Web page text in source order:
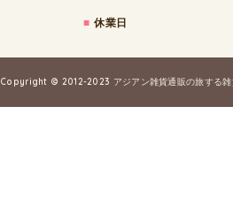
■ 休業日
Copyright © 2012-2023 アジアン雑貨通販の旅する